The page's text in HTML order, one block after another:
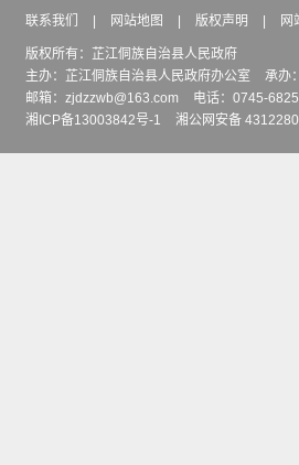
联系我们 | 网站地图 | 版权声明 | 网
版权所有：芷江侗族自治县人民政府
主办：芷江侗族自治县人民政府办公室
承办
邮箱：zjdzzwb@163.com
电话：0745-
湘ICP备13003842号-1
湘公网安备